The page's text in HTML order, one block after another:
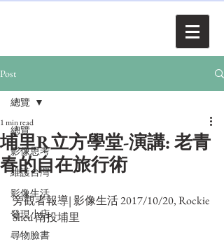
Post
總覽
影像思考
維護台灣
影像生活
發現小店
尋物臉書
總覽
埔里R立方學堂-演講: 老青
春的自在旅行術
1 min read
旁觀者報導| 影像生活 2017/10/20, Rockie
Sheu 南投埔里